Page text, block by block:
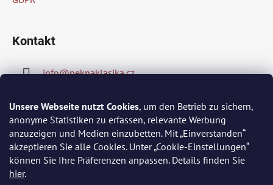
Unsere Webseite nutzt Cookies, um den Betrieb zu sichern,
anonyme Statistiken zu erfassen, relevante Werbung
anzuzeigen und Medien einzubetten. Mit „Einverstanden“
akzeptieren Sie alle Cookies. Unter „Cookie-Einstellungen“
können Sie Ihre Präferenzen anpassen. Details finden Sie
hier.
s
Kontakt
info@peknaklasika.cz
778002430
Wir akzeptieren online-Zahlungen